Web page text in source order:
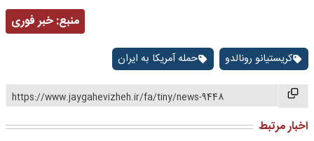
منبع:خبر فوری
کریستیانو رونالدو حمله آمریکا به ایران
https://www.jaygahevizheh.ir/fa/tiny/news-9448
اخبار مرتبط